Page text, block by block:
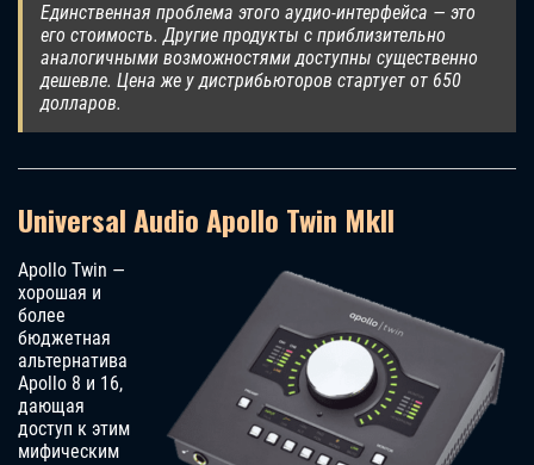
Единственная проблема этого аудио-интерфейса — это
его стоимость. Другие продукты с приблизительно
аналогичными возможностями доступны существенно
дешевле. Цена же у дистрибьюторов стартует от 650
долларов.
Universal Audio Apollo Twin MkII
Apollo Twin —
хорошая и
более
бюджетная
альтернатива
Apollo 8 и 16,
дающая
доступ к этим
мифическим